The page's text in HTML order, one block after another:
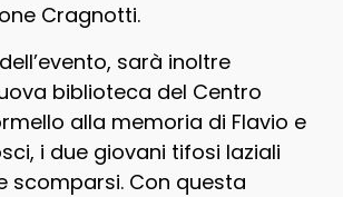
Cragnotti.
sarà inoltre
biblioteca del Centro
alla memoria di Flavio e
i due giovani tifosi laziali
scomparsi. Con questa